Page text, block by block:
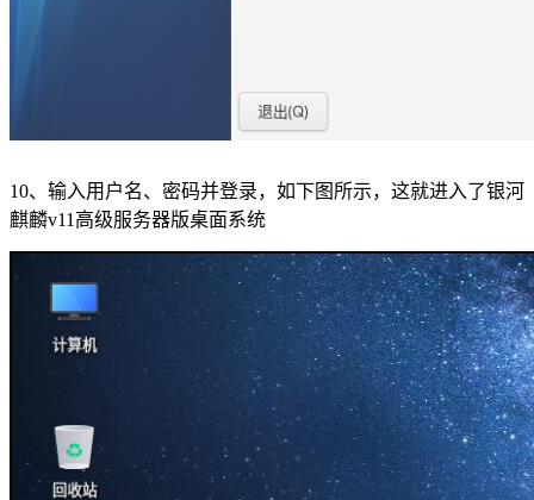
10、输入用户名、密码并登录，如下图所示，这就进入了银河
麒麟v11高级服务器版桌面系统